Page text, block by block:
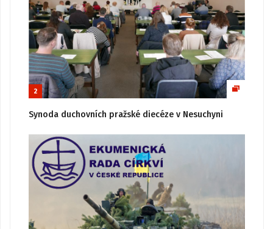
2
Synoda duchovních pražské diecéze v Nesuchyni